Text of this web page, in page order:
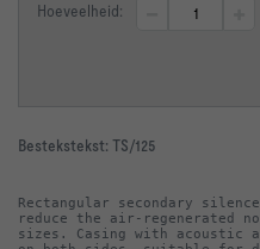
Hoeveelheid:
Bestekstekst: TS/125
Rectangular secondary
reduce the air-regenerated
sizes. Casing with acoustic